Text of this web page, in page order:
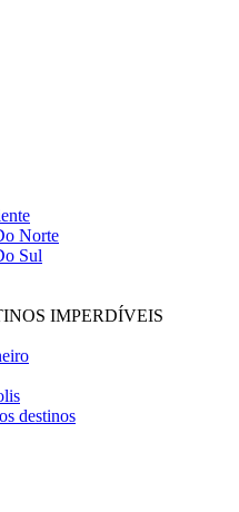
Norte
Sul
IMPERDÍVEIS
destinos